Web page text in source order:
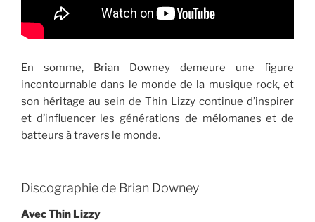
En somme, Brian Downey demeure une figure
incontournable dans le monde de la musique rock, et
son héritage au sein de Thin Lizzy continue d’inspirer
et d’influencer les générations de mélomanes et de
batteurs à travers le monde.
Discographie de Brian Downey
Avec Thin Lizzy